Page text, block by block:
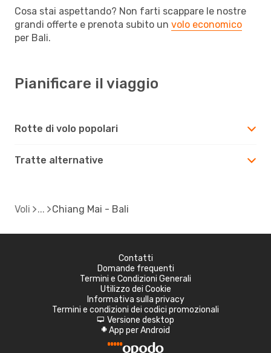
Cosa stai aspettando? Non farti scappare le nostre
grandi offerte e prenota subito un volo economico
per Bali.
Pianificare il viaggio
Rotte di volo popolari
Tratte alternative
Voli Chiang Mai - Bali
Contatti
Domande frequenti
Termini e Condizioni Generali
Utilizzo dei Cookie
Informativa sulla privacy
Termini e condizioni dei codici promozionali
d Versione desktop
A App per Android